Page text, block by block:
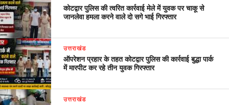
कोटद्वार पुलिस की त्वरित कार्रवाई मेले में युवक पर चाकू से
जानलेवा हमला करने वाले दो सगे भाई गिरफ्तार
उत्तराखंड
ऑपरेशन प्रहार के तहत कोटद्वार पुलिस की कार्रवाई बुद्धा पार्क
में मारपीट कर रहे तीन युवक गिरफ्तार
उत्तराखंड